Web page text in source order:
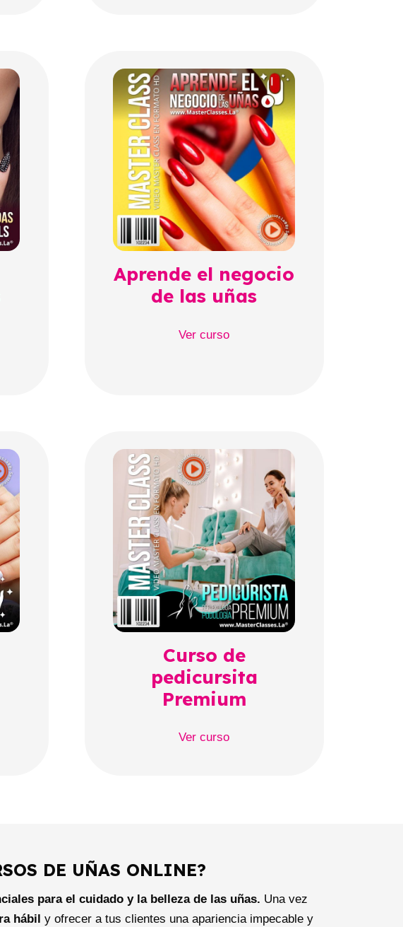
Aprende el negocio
de las uñas
Ver curso
Curso de
pedicursita
Premium
Ver curso
DE UÑAS ONLINE?
para el cuidado y la belleza de las uñas. Una vez
hábil y ofrecer a tus clientes una apariencia impecable y